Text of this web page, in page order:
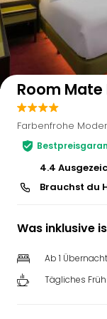
Room Mate
Farbenfrohe
4.4
Brauchst du
Was inklusive
Ab 1
Tägliches